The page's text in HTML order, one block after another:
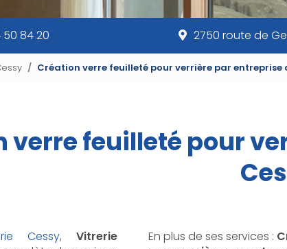
50 84 20 2750 route de
Création verre feuilleté pour verrière par entreprise
verre feuilleté pour
Cessy, Vitrerie
En plus de ses services :